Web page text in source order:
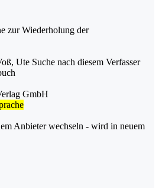
zur Wiederholung der
Ute Suche nach diesem Verfasser
GmbH
Anbieter wechseln - wird in neuem